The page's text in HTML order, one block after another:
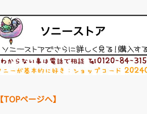
【TOPページへ】